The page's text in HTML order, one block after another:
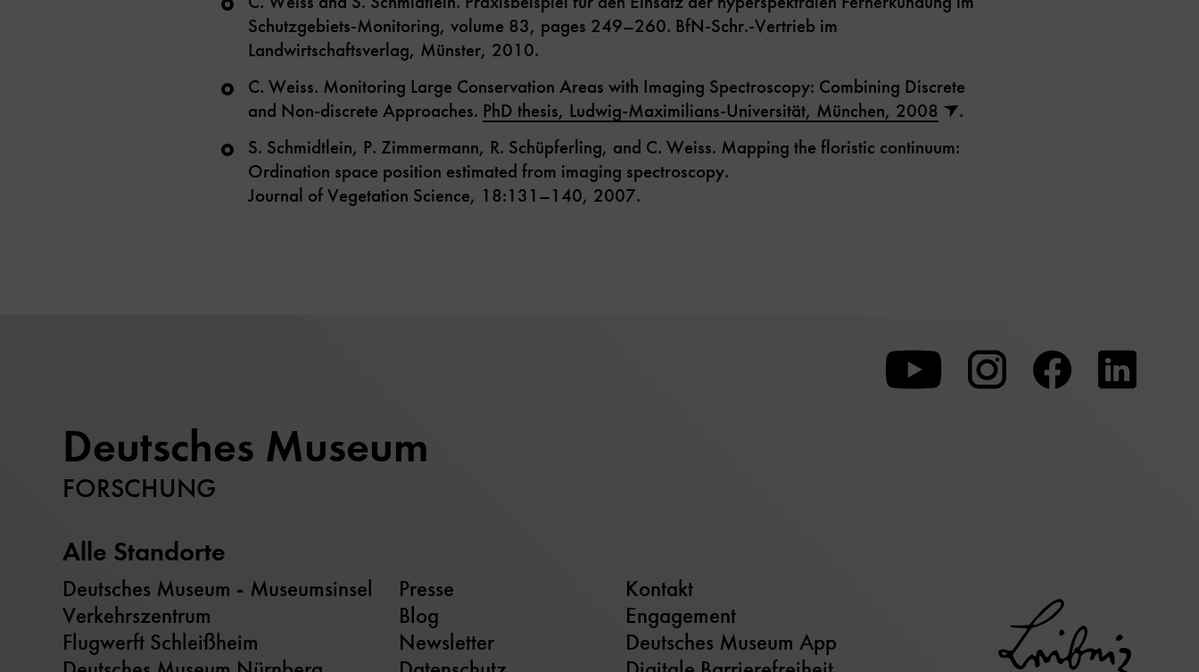
Schutzgebiets-Monitoring, volume 83, pages 249–260. BfN-Schr.-Vertrieb im
Landwirtschaftsverlag, Münster, 2010.
C. Weiss. Monitoring Large Conservation Areas with Imaging Spectroscopy: Combining Discrete
and Non-discrete Approaches. PhD thesis, Ludwig-Maximilians-Universität, München, 2008
.
S. Schmidtlein, P. Zimmermann, R. Schüpferling, and C. Weiss. Mapping the floristic continuum:
Ordination space position estimated from imaging spectroscopy.
Journal of Vegetation Science, 18:131–140, 2007.
Deutsches Museum
FORSCHUNG
Alle Standorte
Deutsches Museum - Museumsinsel
Verkehrszentrum
Flugwerft Schleißheim
Presse
Blog
Newsletter
Kontakt
Engagement
Deutsches Museum App
Zu
unserer
Zu
unserer
Zu
unserer